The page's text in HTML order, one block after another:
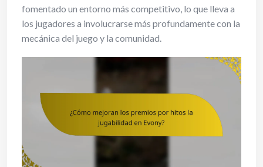
fomentado un entorno más competitivo, lo que lleva a
los jugadores a involucrarse más profundamente con la
mecánica del juego y la comunidad.